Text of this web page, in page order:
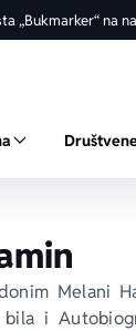
„Bukmarker“ na
Melani
i